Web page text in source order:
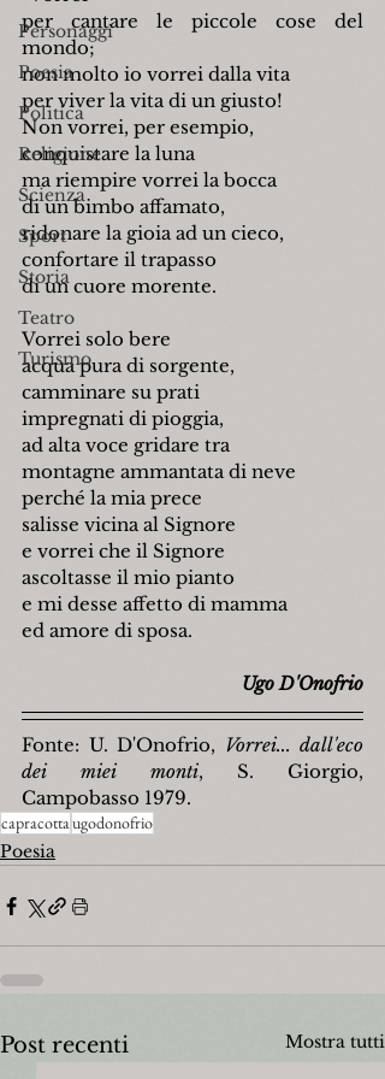
Personaggi
Poesia
Politica
Religione
Scienza
Sport
Storia
Teatro
Turismo
per cantare le piccole cose del
mondo;
non molto io vorrei dalla vita
per viver la vita di un giusto!
Non vorrei, per esempio,
conquistare la luna
ma riempire vorrei la bocca
di un bimbo affamato,
ridonare la gioia ad un cieco,
confortare il trapasso
di un cuore morente.
Vorrei solo bere
acqua pura di sorgente,
camminare su prati
impregnati di pioggia,
ad alta voce gridare tra
montagne ammantata di neve
perché la mia prece
salisse vicina al Signore
e vorrei che il Signore
ascoltasse il mio pianto
e mi desse affetto di mamma
ed amore di sposa.
Ugo D'Onofrio
Fonte: U. D'Onofrio, Vorrei... dall'eco
dei miei monti, S. Giorgio,
Campobasso 1979.
capracottaugodonofrio
Poesia
Post recenti Mostra tutti